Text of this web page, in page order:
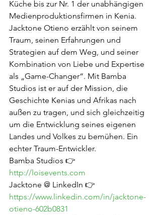
Küche bis zur Nr. 1 der unabhängigen
Medienproduktionsfirmen in Kenia.
Jacktone Otieno erzählt von seinem
Traum, seinen Erfahrungen und
Strategien auf dem Weg, und seiner
Kombination von Liebe und Expertise
als „Game-Changer“. Mit Bamba
Studios ist er auf der Mission, die
Geschichte Kenias und Afrikas nach
außen zu tragen, und sich gleichzeitig
um die Entwicklung seines eigenen
Landes und Volkes zu bemühen. Ein
echter Traum-Entwickler.
Bamba Studios 👉
http://loisevents.com
Jacktone @ LinkedIn 👉
https://www.linkedin.com/in/jacktone-
otieno-602b0831